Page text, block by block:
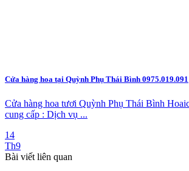
Cửa hàng hoa tại Quỳnh Phụ Thái Bình 0975.019.091
Cửa hàng hoa tươi Quỳnh Phụ Thái Bình
cung cấp : Dịch vụ ...
14
Th9
Bài viết liên quan